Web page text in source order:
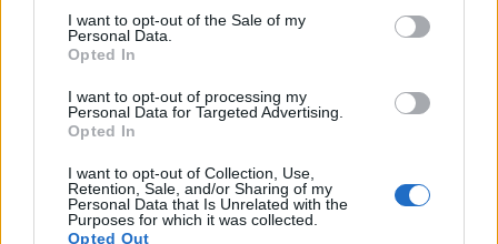
consent section.
I want to opt-out of the Sale of my
Personal Data.
Opted In
I want to opt-out of processing my
Personal Data for Targeted Advertising.
Opted In
I want to opt-out of Collection, Use,
Retention, Sale, and/or Sharing of my
Personal Data that Is Unrelated with the
Purposes for which it was collected.
Opted Out